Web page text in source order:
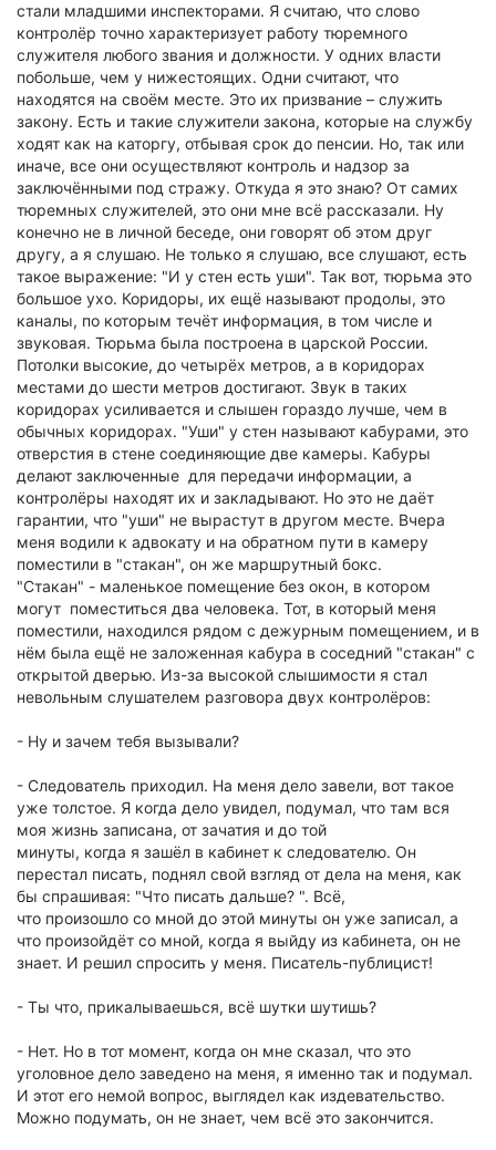
стали младшими инспекторами. Я считаю, что слово
контролёр точно характеризует работу тюремного
служителя любого звания и должности. У одних власти
побольше, чем у нижестоящих. Одни считают, что
находятся на своём месте. Это их призвание – служить
закону. Есть и такие служители закона, которые на службу
ходят как на каторгу, отбывая срок до пенсии. Но, так или
иначе, все они осуществляют контроль и надзор за
заключёнными под стражу. Откуда я это знаю? От самих
тюремных служителей, это они мне всё рассказали. Ну
конечно не в личной беседе, они говорят об этом друг
другу, а я слушаю. Не только я слушаю, все слушают, есть
такое выражение: "И у стен есть уши". Так вот, тюрьма это
большое ухо. Коридоры, их ещё называют продолы, это
каналы, по которым течёт информация, в том числе и
звуковая. Тюрьма была построена в царской России.
Потолки высокие, до четырёх метров, а в коридорах
местами до шести метров достигают. Звук в таких
коридорах усиливается и слышен гораздо лучше, чем в
обычных коридорах. "Уши" у стен называют кабурами, это
отверстия в стене соединяющие две камеры. Кабуры
делают заключенные для передачи информации, а
контролёры находят их и закладывают. Но это не даёт
гарантии, что "уши" не вырастут в другом месте. Вчера
меня водили к адвокату и на обратном пути в камеру
поместили в "стакан", он же маршрутный бокс.
"Стакан" - маленькое помещение без окон, в котором
могут поместиться два человека. Тот, в который меня
поместили, находился рядом с дежурным помещением, и в
нём была ещё не заложенная кабура в соседний "стакан" с
открытой дверью. Из-за высокой слышимости я стал
невольным слушателем разговора двух контролёров:
- Ну и зачем тебя вызывали?
- Следователь приходил. На меня дело завели, вот такое
уже толстое. Я когда дело увидел, подумал, что там вся
моя жизнь записана, от зачатия и до той
минуты, когда я зашёл в кабинет к следователю. Он
перестал писать, поднял свой взгляд от дела на меня, как
бы спрашивая: "Что писать дальше? ". Всё,
что произошло со мной до этой минуты он уже записал, а
что произойдёт со мной, когда я выйду из кабинета, он не
знает. И решил спросить у меня. Писатель-публицист!
- Ты что, прикалываешься, всё шутки шутишь?
- Нет. Но в тот момент, когда он мне сказал, что это
уголовное дело заведено на меня, я именно так и подумал.
И этот его немой вопрос, выглядел как издевательство.
Можно подумать, он не знает, чем всё это закончится.